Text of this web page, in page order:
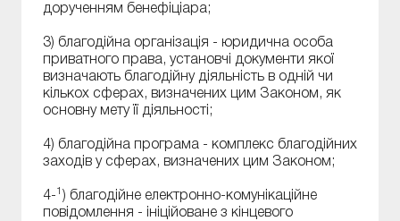
дорученням бенефіціара;
3) благодійна організація - юридична особа
приватного права, установчі документи якої
визначають благодійну діяльність в одній чи
кількох сферах, визначених цим Законом, як
основну мету її діяльності;
4) благодійна програма - комплекс благодійних
заходів у сферах, визначених цим Законом;
4-1 ) благодійне електронно-комунікаційне
повідомлення - ініційоване з кінцевого